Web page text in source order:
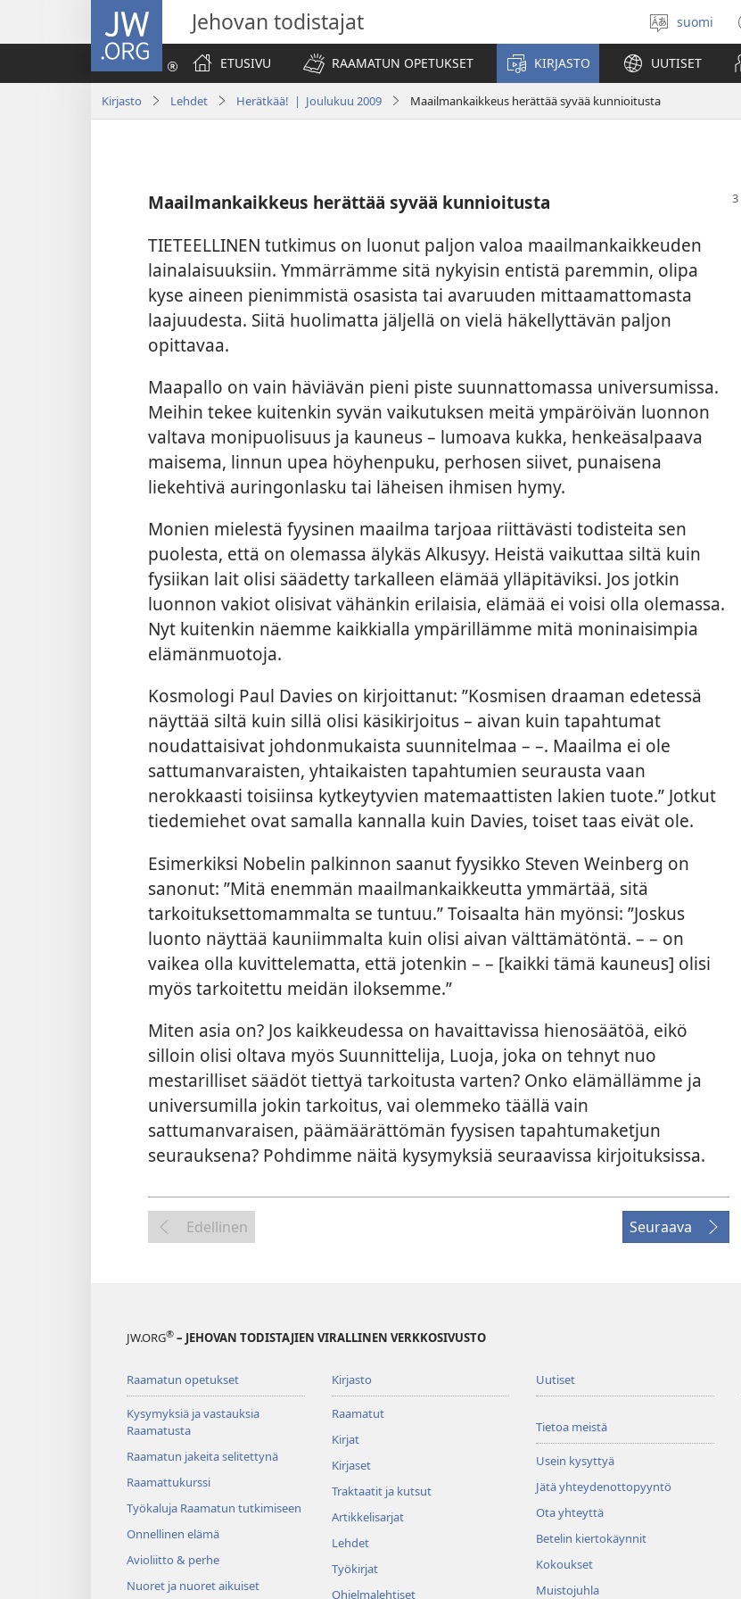
JW.ORG Jehovan todistajat
Valitse
kieli
suomi
ETUSIVU
RAAMATUN OPETUKSET KIRJASTO UUTISET
Kirjasto Lehdet Herätkää! | Joulukuu 2009 Maailmankaikkeus herättää syvää kunnioitusta
Maailmankaikkeus herättää syvää kunnioitusta
TIETEELLINEN tutkimus on luonut paljon valoa maailmankaikkeuden
lainalaisuuksiin. Ymmärrämme sitä nykyisin entistä paremmin, olipa
kyse aineen pienimmistä osasista tai avaruuden mittaamattomasta
laajuudesta. Siitä huolimatta jäljellä on vielä häkellyttävän paljon
opittavaa.
Maapallo on vain häviävän pieni piste suunnattomassa universumissa.
Meihin tekee kuitenkin syvän vaikutuksen meitä ympäröivän luonnon
valtava monipuolisuus ja kauneus – lumoava kukka, henkeäsalpaava
maisema, linnun upea höyhenpuku, perhosen siivet, punaisena
liekehtivä auringonlasku tai läheisen ihmisen hymy.
Monien mielestä fyysinen maailma tarjoaa riittävästi todisteita sen
puolesta, että on olemassa älykäs Alkusyy. Heistä vaikuttaa siltä kuin
fysiikan lait olisi säädetty tarkalleen elämää ylläpitäviksi. Jos jotkin
luonnon vakiot olisivat vähänkin erilaisia, elämää ei voisi olla olemassa.
Nyt kuitenkin näemme kaikkialla ympärillämme mitä moninaisimpia
elämänmuotoja.
Kosmologi Paul Davies on kirjoittanut: ”Kosmisen draaman edetessä
näyttää siltä kuin sillä olisi käsikirjoitus – aivan kuin tapahtumat
noudattaisivat johdonmukaista suunnitelmaa – –. Maailma ei ole
sattumanvaraisten, yhtaikaisten tapahtumien seurausta vaan
nerokkaasti toisiinsa kytkeytyvien matemaattisten lakien tuote.” Jotkut
tiedemiehet ovat samalla kannalla kuin Davies, toiset taas eivät ole.
Esimerkiksi Nobelin palkinnon saanut fyysikko Steven Weinberg on
sanonut: ”Mitä enemmän maailmankaikkeutta ymmärtää, sitä
tarkoituksettomammalta se tuntuu.” Toisaalta hän myönsi: ”Joskus
luonto näyttää kauniimmalta kuin olisi aivan välttämätöntä. – – on
vaikea olla kuvittelematta, että jotenkin – – [kaikki tämä kauneus] olisi
myös tarkoitettu meidän iloksemme.”
Miten asia on? Jos kaikkeudessa on havaittavissa hienosäätöä, eikö
silloin olisi oltava myös Suunnittelija, Luoja, joka on tehnyt nuo
mestarilliset säädöt tiettyä tarkoitusta varten? Onko elämällämme ja
universumilla jokin tarkoitus, vai olemmeko täällä vain
sattumanvaraisen, päämäärättömän fyysisen tapahtumaketjun
seurauksena? Pohdimme näitä kysymyksiä seuraavissa kirjoituksissa.
Edellinen Seuraava
JW.ORG® – JEHOVAN TODISTAJIEN VIRALLINEN VERKKOSIVUSTO
Raamatun opetukset
Kysymyksiä ja vastauksia
Raamatusta
Raamatun jakeita selitettynä
Raamattukurssi
Työkaluja Raamatun tutkimiseen
Onnellinen elämä
Avioliitto & perhe
Nuoret ja nuoret aikuiset
Kirjasto
Raamatut
Kirjat
Kirjaset
Traktaatit ja kutsut
Artikkelisarjat
Lehdet
Työkirjat
Ohjelmalehtiset
Uutiset
Tietoa meistä
Usein kysyttyä
Jätä yhteydenottopyyntö
Ota yhteyttä
Betelin kiertokäynnit
Kokoukset
Muistojuhla